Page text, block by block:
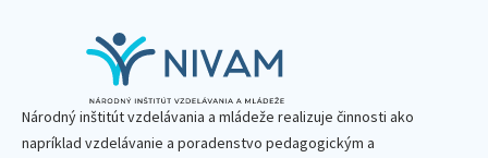
Národný inštitút vzdelávania a mládeže realizuje činnosti ako
napríklad vzdelávanie a poradenstvo pedagogickým a